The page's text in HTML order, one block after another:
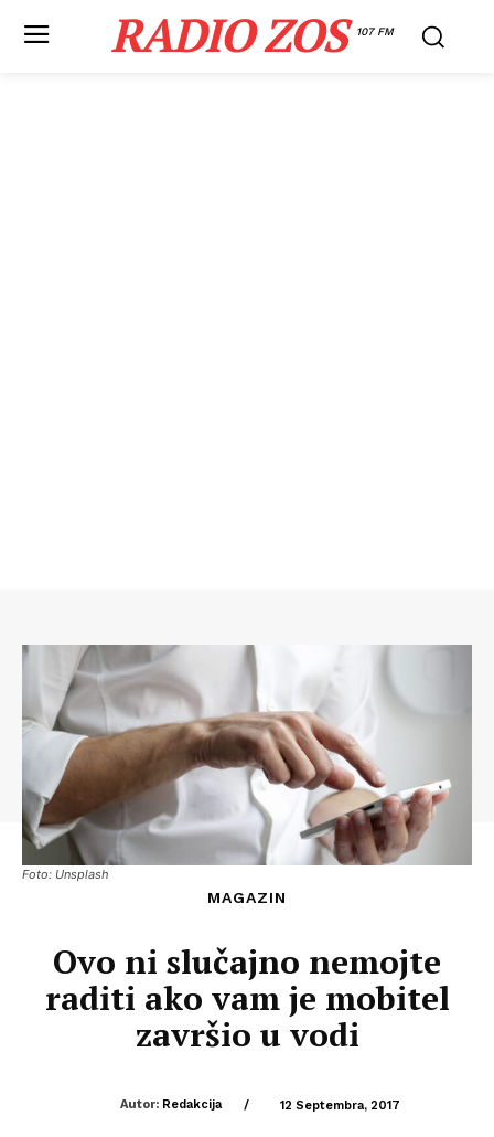
RADIO ZOS 107 FM
Foto: Unsplash
MAGAZIN
Ovo ni slučajno nemojte
raditi ako vam je mobitel
završio u vodi
Autor: Redakcija / 12 Septembra, 2017